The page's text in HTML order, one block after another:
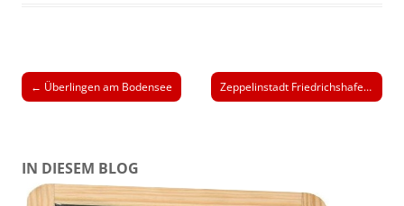
Beitrags-
← Überlingen am Bodensee Zeppelinstadt Friedrichshafen
IN DIESEM BLOG